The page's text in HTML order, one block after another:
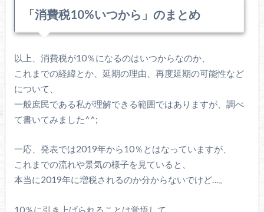
「消費税10%いつから」のまとめ
以上、消費税が10％になるのはいつからなのか、
これまでの経緯とか、延期の理由、再度延期の可能性など
について、
一般庶民である私が理解できる範囲ではありますが、調べ
て書いてみました^^;
一応、発表では2019年から10％とはなっていますが、
これまでの流れや景気の様子を見ていると、
本当に2019年に増税されるのか分からないでけど…。
10％に引き上げられることは覚悟して、